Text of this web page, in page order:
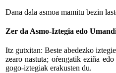
Dana dala asmoa mamitu bezin
Zer da Asmo-Iztegia edo
Itz gutxitan: Beste abedezko
zearo nastuta; oŕengatik eziña
gogo-iztegiak erakusten du.